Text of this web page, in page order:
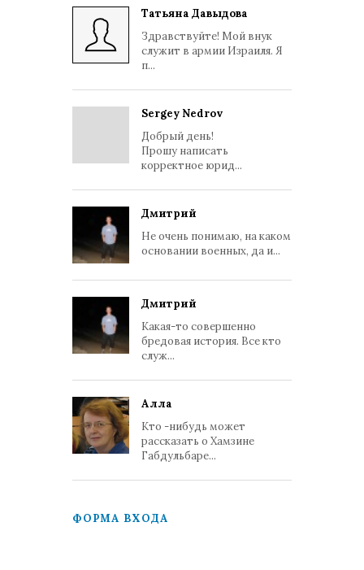
Татьяна Давыдова
Здравствуйте! Мой внук
служит в армии Израиля. Я
п...
Sergey Nedrov
Добрый день!
Прошу написать
корректное юрид...
Дмитрий
Не очень понимаю, на каком
основании военных, да и...
Дмитрий
Какая-то совершенно
бредовая история. Все кто
служ...
Алла
Кто -нибудь может
рассказать о Хамзине
Габдульбаре...
ФОРМА ВХОДА